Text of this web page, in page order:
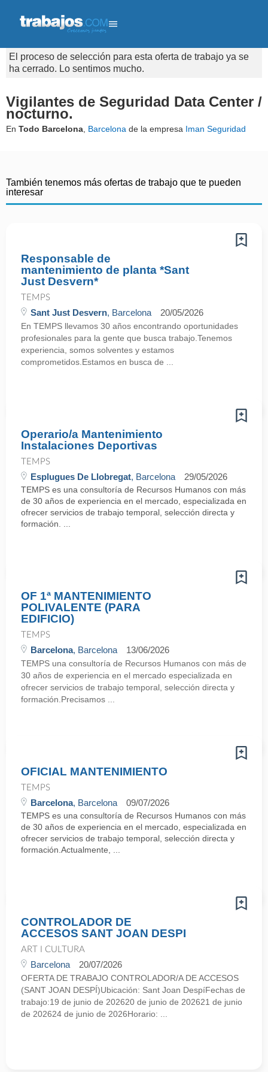
El proceso de selección para esta oferta de trabajo ya se
ha cerrado. Lo sentimos mucho.
Vigilantes de Seguridad Data Center /
nocturno.
En Todo Barcelona Barcelona de la empresa Iman Seguridad
También tenemos más ofertas de trabajo que te pueden
interesar
Responsable de
mantenimiento de planta *Sant
Just Desvern*
TEMPS
Sant Just Desvern, Barcelona 20/05/2026
En TEMPS llevamos 30 años encontrando oportunidades
profesionales para la gente que busca trabajo.Tenemos
experiencia, somos solventes y estamos
comprometidos.Estamos en busca de ...
Operario/a Mantenimiento
Instalaciones Deportivas
TEMPS
Esplugues De Llobregat, Barcelona 29/05/2026
TEMPS es una consultoría de Recursos Humanos con más
de 30 años de experiencia en el mercado, especializada en
ofrecer servicios de trabajo temporal, selección directa y
formación. ...
OF 1ª MANTENIMIENTO
POLIVALENTE (PARA
EDIFICIO)
TEMPS
Barcelona, Barcelona 13/06/2026
TEMPS una consultoría de Recursos Humanos con más de
30 años de experiencia en el mercado especializada en
ofrecer servicios de trabajo temporal, selección directa y
formación.Precisamos ...
OFICIAL MANTENIMIENTO
TEMPS
Barcelona, Barcelona 09/07/2026
TEMPS es una consultoría de Recursos Humanos con más
de 30 años de experiencia en el mercado, especializada en
ofrecer servicios de trabajo temporal, selección directa y
formación.Actualmente, ...
CONTROLADOR DE
ACCESOS SANT JOAN DESPI
ART I CULTURA
Barcelona 20/07/2026
OFERTA DE TRABAJO CONTROLADOR/A DE ACCESOS
(SANT JOAN DESPÍ)Ubicación: Sant Joan DespíFechas de
trabajo:19 de junio de 202620 de junio de 202621 de junio
de 202624 de junio de 2026Horario: ...